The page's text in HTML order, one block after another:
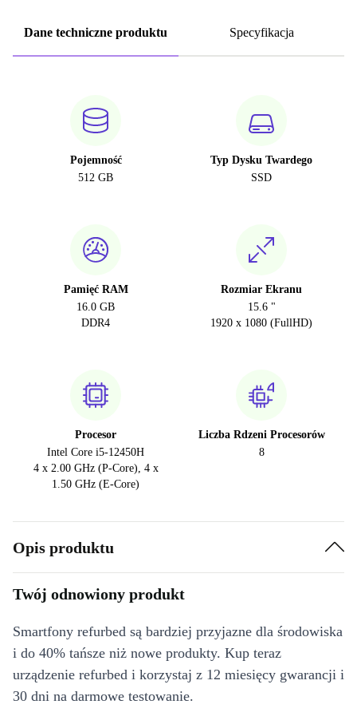
Dane techniczne produktu Specyfikacja
Pojemność
512 GB
Typ Dysku Twardego
SSD
Pamięć RAM
16.0 GB
DDR4
Rozmiar Ekranu
15.6 "
1920 x 1080 (FullHD)
Procesor
Intel Core i5-12450H
4 x 2.00 GHz (P-Core), 4 x
1.50 GHz (E-Core)
Liczba Rdzeni Procesorów
8
Opis produktu
Twój odnowiony produkt
Smartfony refurbed są bardziej przyjazne dla środowiska
i do 40% tańsze niż nowe produkty. Kup teraz
urządzenie refurbed i korzystaj z 12 miesięcy gwarancji i
30 dni na darmowe testowanie.